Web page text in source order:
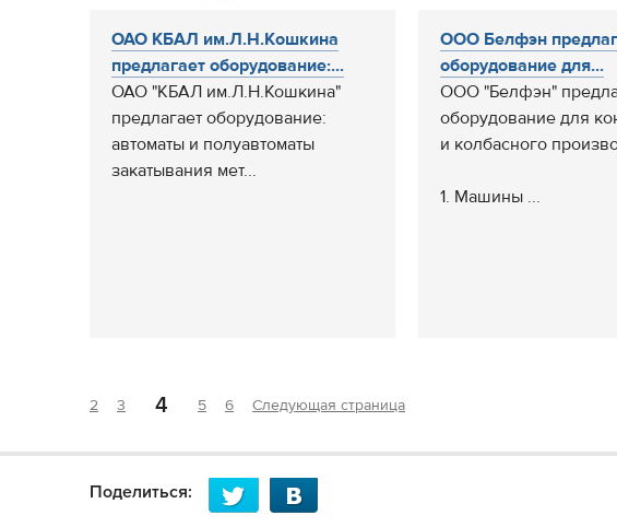
ОАО КБАЛ им.Л.Н.Кошкина
предлагает оборудование:...
ОАО "КБАЛ им.Л.Н.Кошкина"
предлагает оборудование:
автоматы и полуавтоматы
закатывания мет...
ООО Белфэн
оборудование для...
ООО "Белфэн"
оборудование для
и колбасного
1. Машины ...
2 3 4 5 6 Следующая страница
Поделиться: